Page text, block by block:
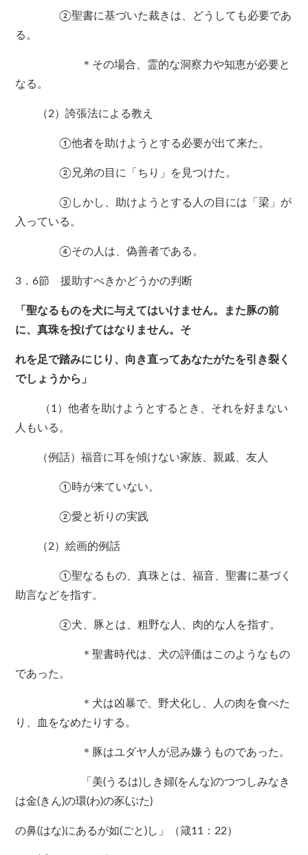
②聖書に基づいた裁きは、どうしても必要であ
る。
＊その場合、霊的な洞察力や知恵が必要と
なる。
（2）誇張法による教え
①他者を助けようとする必要が出て来た。
②兄弟の目に「ちり」を見つけた。
③しかし、助けようとする人の目には「梁」が
入っている。
④その人は、偽善者である。
3．6節 援助すべきかどうかの判断
「聖なるものを犬に与えてはいけません。また豚の前
に、真珠を投げてはなりません。そ
れを足で踏みにじり、向き直ってあなたがたを引き裂く
でしょうから」
（1）他者を助けようとするとき、それを好まない
人もいる。
（例話）福音に耳を傾けない家族、親戚、友人
①時が来ていない。
②愛と祈りの実践
（2）絵画的例話
①聖なるもの、真珠とは、福音、聖書に基づく
助言などを指す。
②犬、豚とは、粗野な人、肉的な人を指す。
＊聖書時代は、犬の評価はこのようなもの
であった。
＊犬は凶暴で、野犬化し、人の肉を食べた
り、血をなめたりする。
＊豚はユダヤ人が忌み嫌うものであった。
「美(うるは)しき婦(をんな)のつつしみなき
は金(きん)の環(わ)の豕(ぶた)
の鼻(はな)にあるが如(ごと)し」（箴11：22）